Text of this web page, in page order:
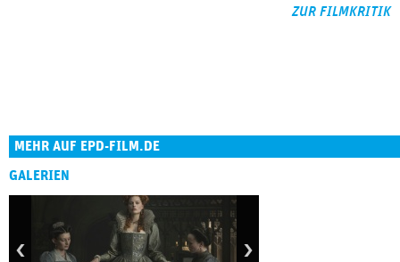
ZUR FILMKRITIK
MEHR AUF EPD-FILM.DE
GALERIEN